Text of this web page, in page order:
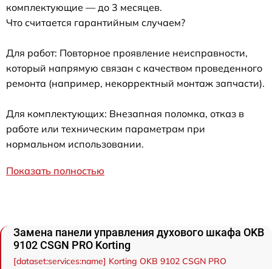
комплектующие — до 3 месяцев.
Что считается гарантийным случаем?
Для работ: Повторное проявление неисправности,
который напрямую связан с качеством проведенного
ремонта (например, некорректный монтаж запчасти).
Для комплектующих: Внезапная поломка, отказ в
работе или техническим параметрам при
нормальном использовании.
Показать полностью
Замена панели управления духового шкафа OKB
9102 CSGN PRO Korting
[dataset:services:name] Korting OKB 9102 CSGN PRO